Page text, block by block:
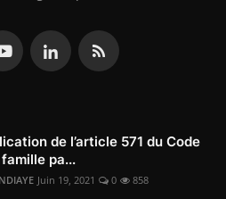
de l’article 571 du Code
pa...
Juin 19, 2021 0 858